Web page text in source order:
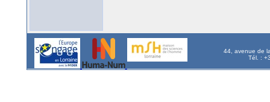
44, avenue de
Tél. :